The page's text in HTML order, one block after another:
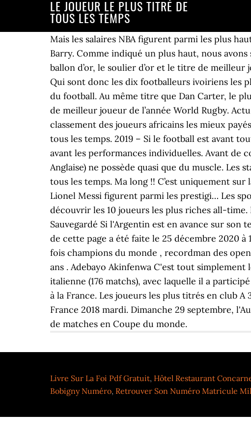
LE JOUEUR LE PLUS TITRÉ DE
TOUS LES TEMPS
Mais les salaires NBA figurent parmi les plus
Barry. Comme indiqué un plus haut, nous
ballon d’or, le soulier d’or et le titre de meilleur
Qui sont donc les dix footballeurs ivoiriens les
du football. Au même titre que Dan Carter, le
de meilleur joueur de l’année World Rugby.
classement des joueurs africains les mieux
tous les temps. 2019 – Si le football est avant
avant les performances individuelles. Avant de
Anglaise) ne possède quasi que du muscle. Les
tous les temps. Ma long !! C’est uniquement
Lionel Messi figurent parmi les prestigi… Les
découvrir les 10 joueurs les plus riches all-
Sauvegardé Si l'Argentin est en avance sur
de cette page a été faite le 25 décembre 2020
fois champions du monde , recordman des
ans . Adebayo Akinfenwa C'est tout
italienne (176 matchs), avec laquelle il a
à la France. Les joueurs les plus titrés en club
France 2018 mardi. Dimanche 29 septembre,
de matches en Coupe du monde.
Livre Sur La Foi Pdf Gratuit, Hôtel Restaurant
Bobigny Numéro, Retrouver Son Numéro Matricule